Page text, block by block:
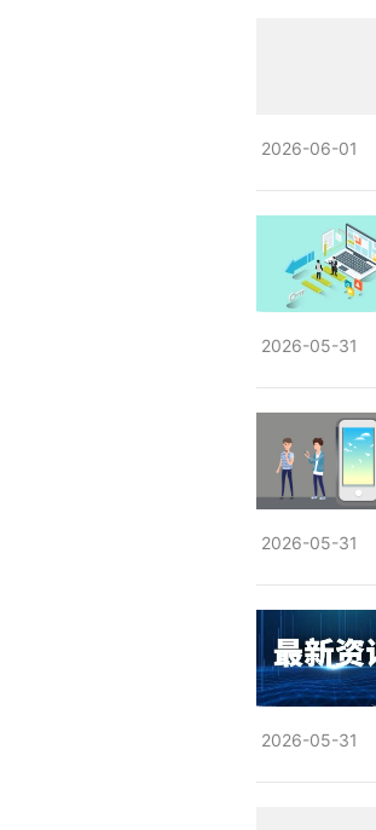
2026-06-01
2026-05-31
2026-05-31
2026-05-31